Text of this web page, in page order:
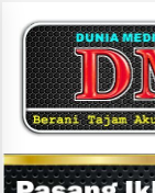
content